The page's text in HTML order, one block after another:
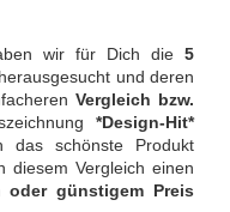
wir für Dich die 5
und deren
Vergleich bzw.
*Design-Hit*
das schönste Produkt
Vergleich einen
oder günstigem Preis